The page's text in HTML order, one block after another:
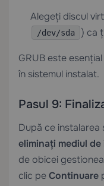
Alegeți discul
/dev/sda ) ca
GRUB este
în sistemul instalat.
Pasul 9:
După ce instalarea
eliminați mediul
de obicei
clic peContinuare